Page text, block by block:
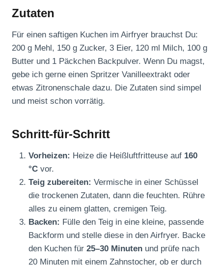
Zutaten
Für einen saftigen Kuchen im Airfryer brauchst Du:
200 g Mehl, 150 g Zucker, 3 Eier, 120 ml Milch, 100 g
Butter und 1 Päckchen Backpulver. Wenn Du magst,
gebe ich gerne einen Spritzer Vanilleextrakt oder
etwas Zitronenschale dazu. Die Zutaten sind simpel
und meist schon vorrätig.
Schritt-für-Schritt
Vorheizen: Heize die Heißluftfritteuse auf 160
°C vor.
Teig zubereiten: Vermische in einer Schüssel
die trockenen Zutaten, dann die feuchten. Rühre
alles zu einem glatten, cremigen Teig.
Backen: Fülle den Teig in eine kleine, passende
Backform und stelle diese in den Airfryer. Backe
den Kuchen für 25–30 Minuten und prüfe nach
20 Minuten mit einem Zahnstocher, ob er durch